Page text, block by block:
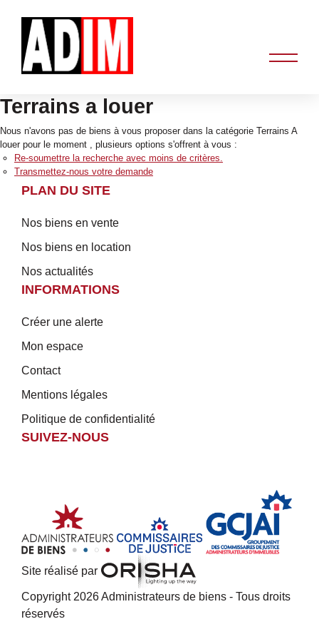
Terrains a louer
Nous n'avons pas de biens à vous proposer dans la catégorie Terrains A
louer pour le moment , plusieurs options s'offrent à vous :
Re-soumettre la recherche avec moins de critères.
Transmettez-nous votre demande
PLAN DU SITE
Nos biens en vente
Nos biens en location
Nos actualités
INFORMATIONS
Créer une alerte
Mon espace
Contact
Mentions légales
Politique de confidentialité
SUIVEZ-NOUS
Site réalisé par
Copyright 2026 Administrateurs de biens - Tous droits
réservés